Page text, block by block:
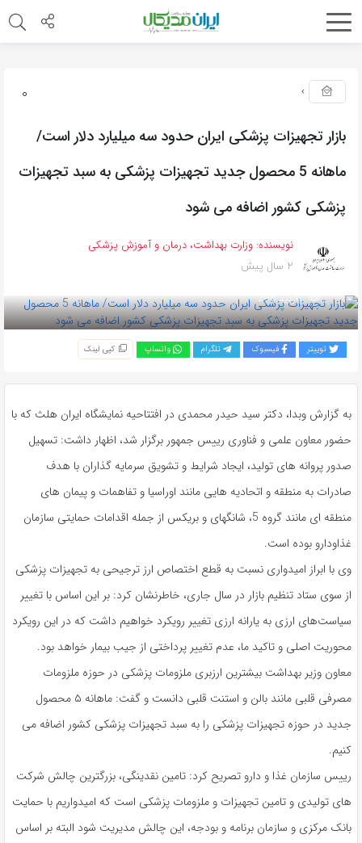
0
بازار تجهیزات پزشکی ایران حدود سه میلیارد دلار است/
ماهانه 5 محصول جدید تجهیزات پزشکی به سبد تجهیزات
پزشکی کشور اضافه می شود
نویسنده: وزارت بهداشت، درمان و آموزش پزشکی
2 سال پیش
بازدید 296
توییتر فیسبوک تلگرام واتساپ کپی لینک
به گزارش وبدا، دکتر سید حیدر محمدی در افتتاحیه نمایشگاه ایران هلث که با
حضور معاون علمی و فناوری رییس جمهور برگزار شد، اظهار داشت: تسهیل
صدور پروانه های تولید، ایجاد شرایط و تشویق سرمایه گذاران با هدف
صادرات به منطقه و اتحادیه هایی مانند اوراسیا و تفاهمات و پیمان های
منطقه ای مانند گروه 5، شانگهای و بریکس از جمله اقدامات حمایتی سازمان
غذاودارو بوده است.
وی با ابراز امیدواری نسبت به قطع اختصاص ارز ترجیحی به تجهیزات پزشکی
از سوی ستاد تنظیم بازار در سال جاری، خاطرنشان کرد: بر این اساس با تغییر
سیاست‌های ارزی به یارانه ارزی تغییر رویکرد خواهیم داشت که در این رویکرد
محوریت اصلی و تاکید ما، عدم تغییر پرداختی از جیب بیمار خواهد بود.
معاون وزیر بهداشت بیشترین ارزبری ملزومات پزشکی در حوزه ملزومات
مصرفی قلبی مانند بالن و استنت قلبی دانست و گفت: ماهانه ۵ محصول
جدید در حوزه تجهیزات پزشکی را به سبد تجهیزات پزشکی کشور اضافه می
کنیم.
رییس سازمان غذا و دارو تصریح کرد: تامین نقدینگی، بزرگترین چالش شرکت‌
های تولیدی و تامین تجهیزات و ملزومات پزشکی است که امیدواریم با حمایت
بانک مرکزی و سازمان برنامه و بودجه، این چالش مدیریت شود البته بر اساس